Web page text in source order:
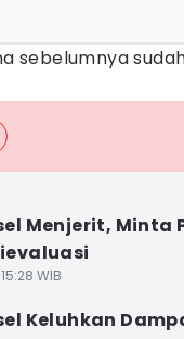
sebelumnya
Menjerit, Minta
WIB
Keluhkan